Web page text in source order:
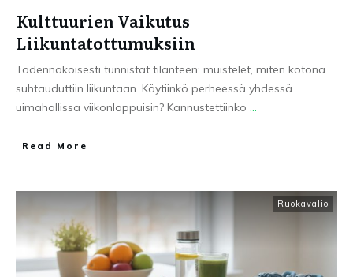
Kulttuurien Vaikutus
Liikuntatottumuksiin
Todennäköisesti tunnistat tilanteen: muistelet, miten kotona
suhtauduttiin liikuntaan. Käytiinkö perheessä yhdessä
uimahallissa viikonloppuisin? Kannustettiinko ...
Read More
Ruokavalio